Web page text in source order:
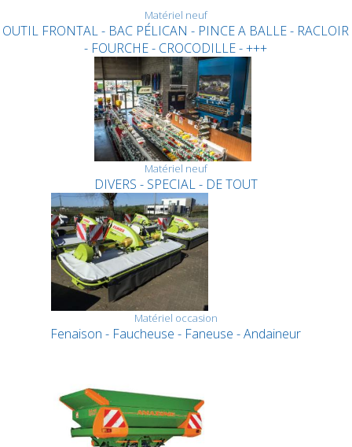
Matériel neuf
OUTIL FRONTAL - BAC PÉLICAN - PINCE A BALLE - RACLOIR
- FOURCHE - CROCODILLE - +++
Matériel neuf
DIVERS - SPECIAL - DE TOUT
Matériel occasion
Fenaison - Faucheuse - Faneuse - Andaineur